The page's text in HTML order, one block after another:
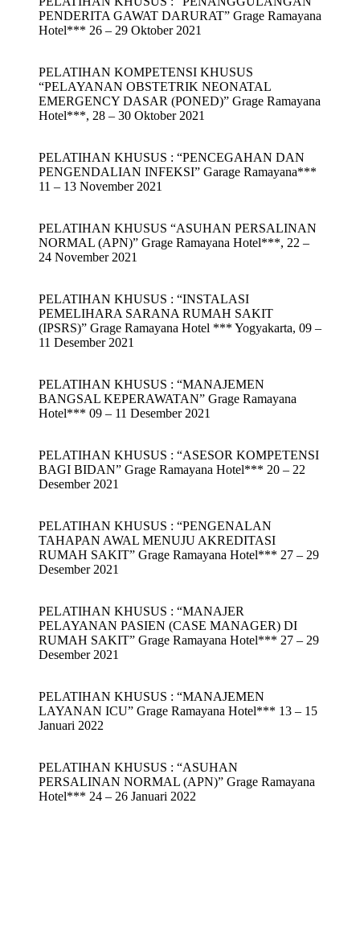
PENDERITA GAWAT DARURAT” Grage Ramayana
Hotel*** 26 – 29 Oktober 2021
PELATIHAN KOMPETENSI KHUSUS
“PELAYANAN OBSTETRIK NEONATAL
EMERGENCY DASAR (PONED)” Grage Ramayana
Hotel***, 28 – 30 Oktober 2021
PELATIHAN KHUSUS : “PENCEGAHAN DAN
PENGENDALIAN INFEKSI” Garage Ramayana***
11 – 13 November 2021
PELATIHAN KHUSUS “ASUHAN PERSALINAN
NORMAL (APN)” Grage Ramayana Hotel***, 22 –
24 November 2021
PELATIHAN KHUSUS : “INSTALASI
PEMELIHARA SARANA RUMAH SAKIT
(IPSRS)” Grage Ramayana Hotel *** Yogyakarta, 09 –
11 Desember 2021
PELATIHAN KHUSUS : “MANAJEMEN
BANGSAL KEPERAWATAN” Grage Ramayana
Hotel*** 09 – 11 Desember 2021
PELATIHAN KHUSUS : “ASESOR KOMPETENSI
BAGI BIDAN” Grage Ramayana Hotel*** 20 – 22
Desember 2021
PELATIHAN KHUSUS : “PENGENALAN
TAHAPAN AWAL MENUJU AKREDITASI
RUMAH SAKIT” Grage Ramayana Hotel*** 27 – 29
Desember 2021
PELATIHAN KHUSUS : “MANAJER
PELAYANAN PASIEN (CASE MANAGER) DI
RUMAH SAKIT” Grage Ramayana Hotel*** 27 – 29
Desember 2021
PELATIHAN KHUSUS : “MANAJEMEN
LAYANAN ICU” Grage Ramayana Hotel*** 13 – 15
Januari 2022
PELATIHAN KHUSUS : “ASUHAN
PERSALINAN NORMAL (APN)” Grage Ramayana
Hotel*** 24 – 26 Januari 2022